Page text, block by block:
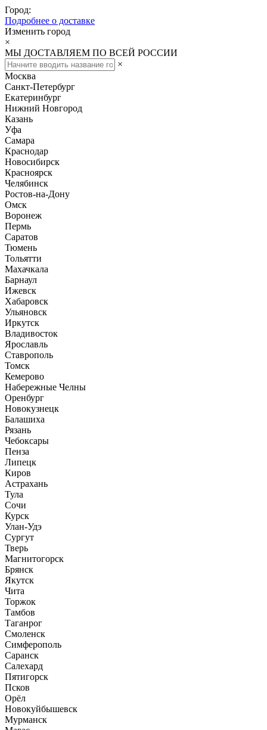
Город:
Подробнее о доставке
Изменить город
×
МЫ ДОСТАВЛЯЕМ ПО ВСЕЙ РОССИИ
×
Москва
Санкт-Петербург
Екатеринбург
Нижний Новгород
Казань
Уфа
Самара
Краснодар
Новосибирск
Красноярск
Челябинск
Ростов-на-Дону
Омск
Воронеж
Пермь
Саратов
Тюмень
Тольятти
Махачкала
Барнаул
Ижевск
Хабаровск
Ульяновск
Иркутск
Владивосток
Ярославль
Ставрополь
Томск
Кемерово
Набережные Челны
Оренбург
Новокузнецк
Балашиха
Рязань
Чебоксары
Пенза
Липецк
Киров
Астрахань
Тула
Сочи
Курск
Улан-Удэ
Сургут
Тверь
Магнитогорск
Брянск
Якутск
Чита
Торжок
Тамбов
Таганрог
Смоленск
Симферополь
Саранск
Салехард
Пятигорск
Псков
Орёл
Новокуйбышевск
Мурманск